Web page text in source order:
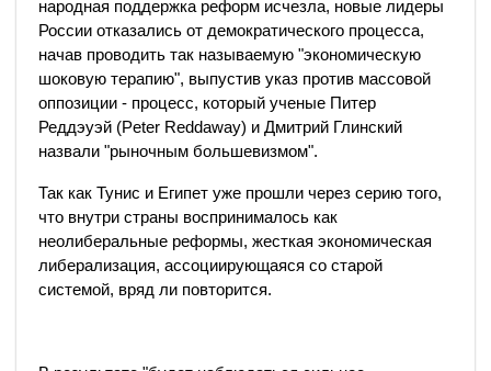
народная поддержка реформ исчезла, новые лидеры
России отказались от демократического процесса,
начав проводить так называемую "экономическую
шоковую терапию", выпустив указ против массовой
оппозиции - процесс, который ученые Питер
Реддэуэй (Peter Reddaway) и Дмитрий Глинский
назвали "рыночным большевизмом".
Так как Тунис и Египет уже прошли через серию того,
что внутри страны воспринималось как
неолиберальные реформы, жесткая экономическая
либерализация, ассоциирующаяся со старой
системой, вряд ли повторится.